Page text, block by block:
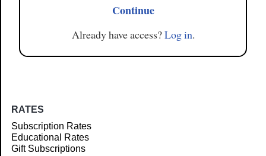
Continue
Already have access?Log in.
RATES
Subscription Rates
Educational Rates
Gift Subscriptions